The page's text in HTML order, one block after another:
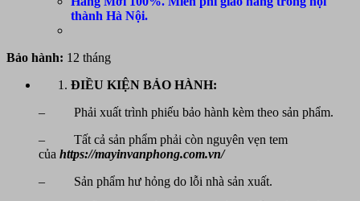
thành Hà Nội.
Bảo hành: 12 tháng
ĐIỀU KIỆN BẢO HÀNH:
– Phải xuất trình phiếu bảo hành kèm theo sản phẩm.
– Tất cả sản phẩm phải còn nguyên vẹn tem
của https://mayinvanphong.com.vn/
– Sản phẩm hư hỏng do lỗi nhà sản xuất.